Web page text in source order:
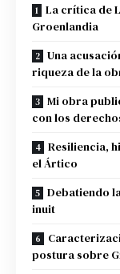
La crítica de
Groenlandia
Una
riqueza de la
Mi obra
con los
Resiliencia,
el Ártico
Debatiendo
inuit
postura sobre